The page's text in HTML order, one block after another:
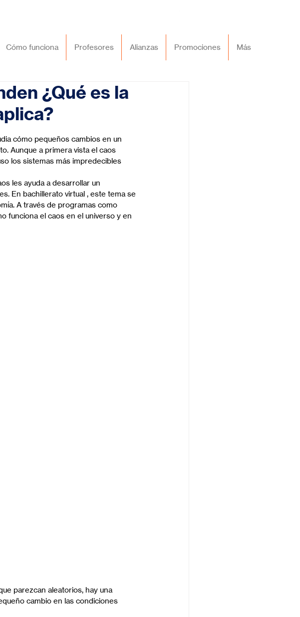
Cómo funciona Profesores Alianzas Promociones Más
¿Qué es la
cómo pequeños cambios en un
Aunque a primera vista el caos
los sistemas más impredecibles
les ayuda a desarrollar un
En bachillerato virtual , este tema se
A través de programas como
funciona el caos en el universo y en
parezcan aleatorios, hay una
cambio en las condiciones